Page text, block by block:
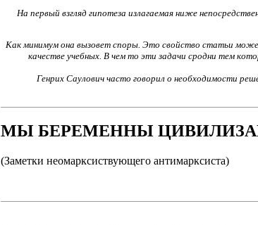
На первый взгляд гипотеза излагаемая ниже
Как минимум она вызовет споры. Это свойство статьи
качестве учебных. В чем то эти задачи сродни тем
Генрих Саулович часто говорил о необходимости
МЫ БЕРЕМЕННЫ
(Заметки неомарксиствующего антимарксиста)